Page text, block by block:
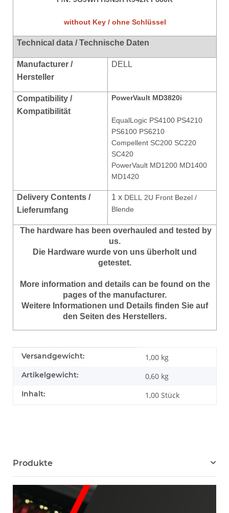
without Key / ohne Schlüssel
Technical data / Technische Daten
Manufacturer /
Hersteller
DELL
Compatibility /
Kompatibilität
PowerVault MD3820i
EqualLogic PS4100 PS4210
PS6100 PS6210
Compellent SC200 SC220
SC420
PowerVault MD1200 MD1400
MD1420
Delivery Contents /
Lieferumfang
1 x DELL 2U Front Bezel /
Blende
The hardware has been overhauled and tested by
us.
Die Hardware wurde von uns überholt und
getestet.
More information and details can be found on the
pages of the manufacturer.
Weitere Informationen und Details finden Sie auf
den Seiten des Herstellers.
Produkteigenschaft
Wert
Versandgewicht: 1,00 kg
Artikelgewicht: 0,60 kg
Inhalt: 1,00 Stück
Produkte